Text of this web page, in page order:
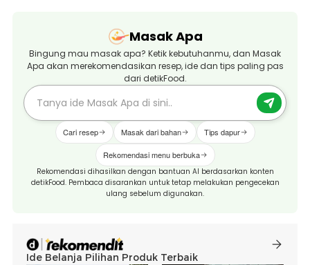
Masak Apa
Bingung mau masak apa? Ketik kebutuhanmu, dan Masak
Apa akan merekomendasikan resep, ide dan tips paling pas
dari detikFood.
Cari resep Masak dari bahan Tips dapur
Rekomendasi menu berbuka
Rekomendasi dihasilkan dengan bantuan AI berdasarkan konten
detikFood. Pembaca disarankan untuk tetap melakukan pengecekan
ulang sebelum digunakan.